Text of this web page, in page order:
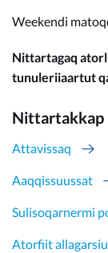
Weekendi
Nittartagaq
tunuleriiaartut
Nittartakkap
Attavissaq
Aaqqissuussat
Sulisoqarnermi
Atorfiit